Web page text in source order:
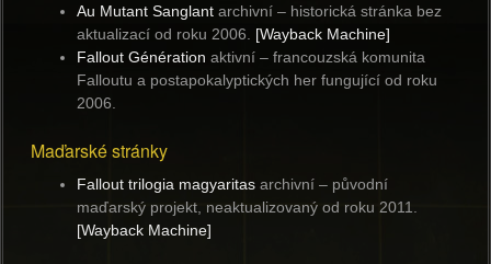
Au Mutant Sanglant archivní – historická stránka bez
aktualizací od roku 2006.
[Wayback Machine]
Fallout Génération aktivní – francouzská komunita
Falloutu a postapokalyptických her fungující od roku
2006.
Maďarské stránky
Fallout trilogia magyaritas archivní – původní
maďarský projekt, neaktualizovaný od roku 2011.
[Wayback Machine]